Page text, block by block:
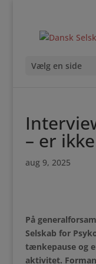
Vælg en side
– er
aug 9, 2025
På
Selskab for
tænkepause og
aktivitet.